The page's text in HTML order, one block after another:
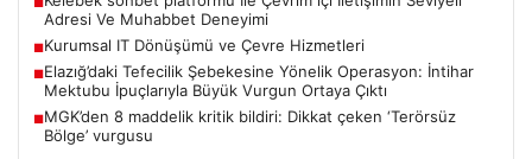
Adresi Ve Muhabbet Deneyimi
■Kurumsal IT Dönüşümü ve Çevre Hizmetleri
■Elazığ’daki Tefecilik Şebekesine Yönelik Operasyon: İntihar
Mektubu İpuçlarıyla Büyük Vurgun Ortaya Çıktı
■MGK’den 8 maddelik kritik bildiri: Dikkat çeken ‘Terörsüz
Bölge’ vurgusu